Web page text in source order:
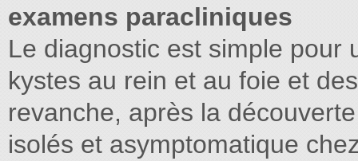
examens paracliniques
Le diagnostic est simple pour
kystes au rein et au foie et
revanche, après la
isolés et asymptomatique